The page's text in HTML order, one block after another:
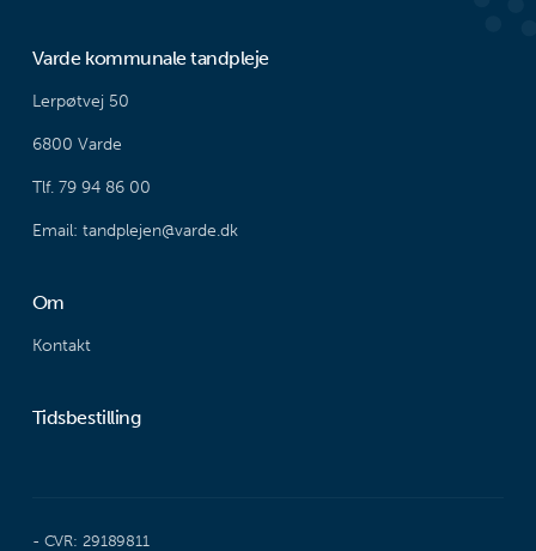
Varde kommunale tandpleje
Lerpøtvej 50
6800 Varde
Tlf. 79 94 86 00
Email: tandplejen@varde.dk
Om
Kontakt
Tidsbestilling
- CVR: 29189811